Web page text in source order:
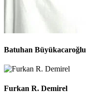
Batuhan Büyükacaroğlu
Furkan R. Demirel